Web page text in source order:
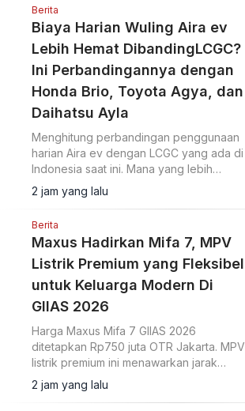
Berita
Biaya Harian Wuling Aira ev
Lebih Hemat DibandingLCGC?
Ini Perbandingannya dengan
Honda Brio, Toyota Agya, dan
Daihatsu Ayla
Menghitung perbandingan penggunaan
harian Aira ev dengan LCGC yang ada di
Indonesia saat ini. Mana yang lebih
hemat?
2 jam yang lalu
Berita
Maxus Hadirkan Mifa 7, MPV
Listrik Premium yang Fleksibel
untuk Keluarga Modern Di
GIIAS 2026
Harga Maxus Mifa 7 GIIAS 2026
ditetapkan Rp750 juta OTR Jakarta. MPV
listrik premium ini menawarkan jarak
tempuh 570 km dan ADAS Level 2+.
2 jam yang lalu